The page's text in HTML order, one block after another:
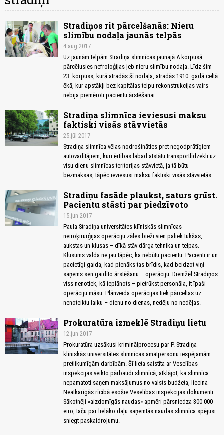
Stradiņos rit pārcelšanās: Nieru
slimību nodaļa jaunās telpās
4.aug 2017
Uz jaunām telpām Stradiņa slimnīcas jaunajā A korpusā
pārcēlusies nefroloģijas jeb nieru slimību nodaļa. Līdz šim
23. korpuss, kurā atradās šī nodaļa, atradās 1910. gadā celtā
ēkā, kur apstākļi bez kapitālas telpu rekonstrukcijas vairs
nebija piemēroti pacientu ārstēšanai.
Stradiņa slimnīca ieviesusi maksu
faktiski visās stāvvietās
25.jūl 2017
Stradiņa slimnīca vēlas nodrošināties pret negodprātīgiem
autovadītājiem, kuri ērtības labad atstātu transportlīdzekli uz
visu dienu slimnīcas teritorijas stāvvietā, ja tā būtu
bezmaksas, tāpēc ieviesusi maksu faktiski visās stāvvietās.
Stradiņu fasāde plaukst, saturs grūst.
Pacientu stāsti par piedzīvoto
15.jun 2017
Paula Stradiņa universitātes klīniskās slimnīcas
neiroķirurģijas operāciju zāles bieži vien paliek tukšas,
aukstas un klusas – dīkā stāv dārga tehnika un telpas.
Klusums valda ne jau tāpēc, ka nebūtu pacientu. Pacienti ir un
pacietīgi gaida, kad pienāks tas brīdis, kad beidzot viņi
saņems sen gaidīto ārstēšanu – operāciju. Diemžēl Stradiņos
viss nenotiek, kā ieplānots – pietrūkst personāla, it īpaši
operāciju māsu. Plānveida operācijas tiek pārceltas uz
nenoteiktu laiku – dienu no dienas, nedēļu no nedēļas.
Prokuratūra izmeklē Stradiņu lietu
12.jun 2017
Prokuratūra uzsākusi kriminālprocesu par P. Stradiņa
klīniskās universitātes slimnīcas amatpersonu iespējamām
pretlikumīgām darbībām. Šī lieta saistīta ar Veselības
inspekcijas veikto pārbaudi slimnīcā, atklājot, ka slimnīca
nepamatoti saņem maksājumus no valsts budžeta, liecina
Neatkarīgās rīcībā esošie Veselības inspekcijas dokumenti.
Sākotnēji «aizdomīgās naudas» apmēri pārsniedza 300 000
eiro, taču par lielāko daļu saņemtās naudas slimnīca spējusi
sniegt paskaidrojumu.